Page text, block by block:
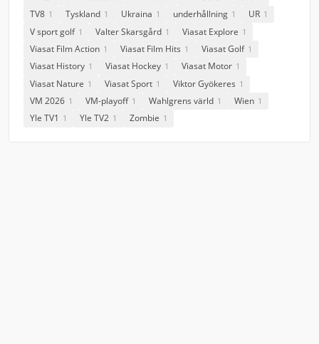
TV8 1 Tyskland 1 Ukraina 1 underhållning 1 UR 1
V sport golf 1 Valter Skarsgård 1 Viasat Explore 1
Viasat Film Action 1 Viasat Film Hits 1 Viasat Golf 1
Viasat History 1 Viasat Hockey 1 Viasat Motor 1
Viasat Nature 1 Viasat Sport 1 Viktor Gyökeres 1
VM 2026 1 VM-playoff 1 Wahlgrens värld 1 Wien 1
Yle TV1 1 Yle TV2 1 Zombie 1